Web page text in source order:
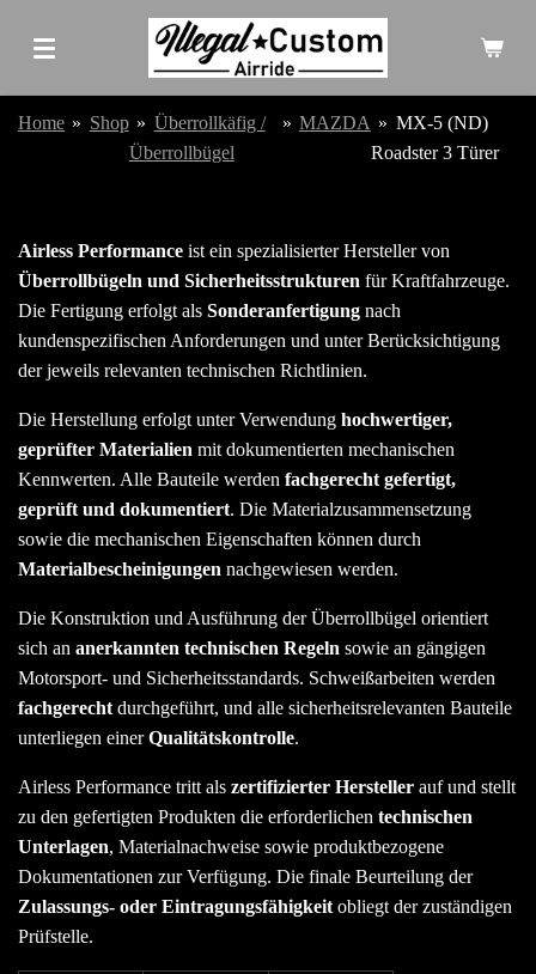
Hauptinhalt
Home » Shop » Überrollkäfig /
Überrollbügel
» MAZDA » MX-5 (ND)
Roadster 3 Türer
Airless Performance ist ein spezialisierter Hersteller von
Überrollbügeln und Sicherheitsstrukturen für Kraftfahrzeuge.
Die Fertigung erfolgt als Sonderanfertigung nach
kundenspezifischen Anforderungen und unter Berücksichtigung
der jeweils relevanten technischen Richtlinien.
Die Herstellung erfolgt unter Verwendung hochwertiger,
geprüfter Materialien mit dokumentierten mechanischen
Kennwerten. Alle Bauteile werden fachgerecht gefertigt,
geprüft und dokumentiert. Die Materialzusammensetzung
sowie die mechanischen Eigenschaften können durch
Materialbescheinigungen nachgewiesen werden.
Die Konstruktion und Ausführung der Überrollbügel orientiert
sich an anerkannten technischen Regeln sowie an gängigen
Motorsport- und Sicherheitsstandards. Schweißarbeiten werden
fachgerecht durchgeführt, und alle sicherheitsrelevanten Bauteile
unterliegen einerQualitätskontrolle.
Airless Performance tritt als zertifizierter Hersteller auf und stellt
zu den gefertigten Produkten die erforderlichen technischen
Unterlagen, Materialnachweise sowie produktbezogene
Dokumentationen zur Verfügung. Die finale Beurteilung der
Zulassungs- oder Eintragungsfähigkeit obliegt der zuständigen
Prüfstelle.